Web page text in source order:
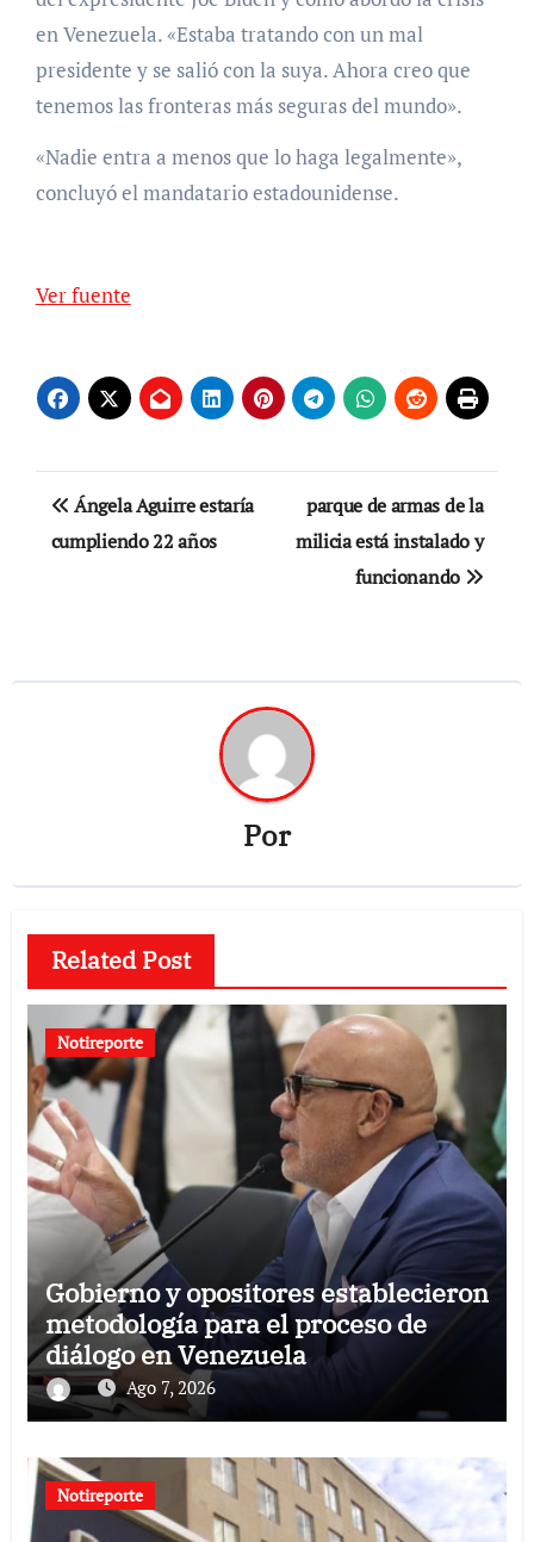
en Venezuela. «Estaba tratando con un mal
presidente y se salió con la suya. Ahora creo que
tenemos las fronteras más seguras del mundo».
«Nadie entra a menos que lo haga legalmente»,
concluyó el mandatario estadounidense.
Ver fuente
Navegación
de
Ángela Aguirre estaría
cumpliendo 22 años
parque de armas de la
milicia está instalado y
funcionando
Por
Related Post
Notireporte
Gobierno y opositores establecieron
metodología para el proceso de
diálogo en Venezuela
Ago 7, 2026
Notireporte